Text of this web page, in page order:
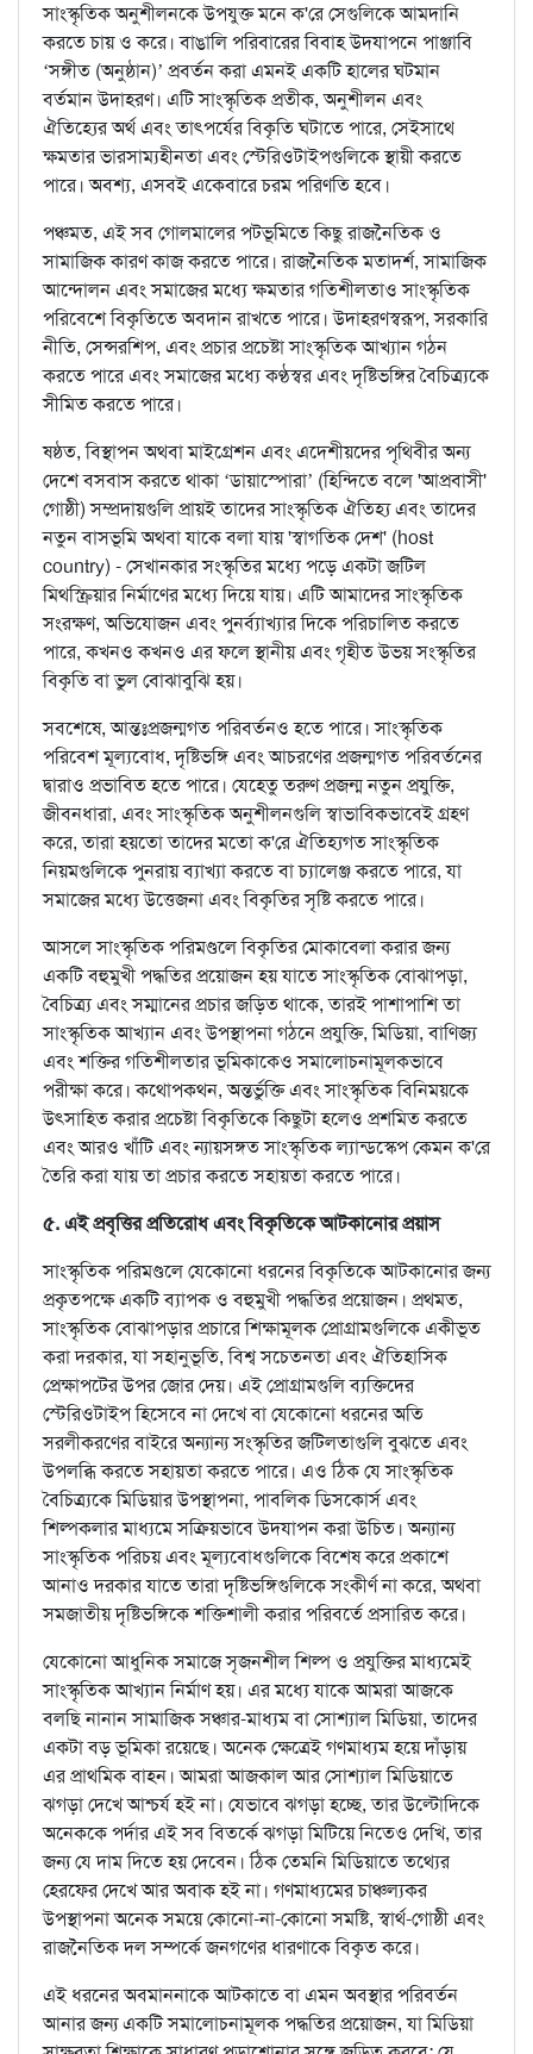
সাংস্কৃতিক অনুশীলনকে উপযুক্ত মনে ক'রে সেগুলিকে আমদানি
করতে চায় ও করে। বাঙালি পরিবারের বিবাহ উদযাপনে পাঞ্জাবি
‘সঙ্গীত (অনুষ্ঠান)’ প্রবর্তন করা এমনই একটি হালের ঘটমান
বর্তমান উদাহরণ। এটি সাংস্কৃতিক প্রতীক, অনুশীলন এবং
ঐতিহ্যের অর্থ এবং তাৎপর্যের বিকৃতি ঘটাতে পারে, সেইসাথে
ক্ষমতার ভারসাম্যহীনতা এবং স্টেরিওটাইপগুলিকে স্থায়ী করতে
পারে। অবশ্য, এসবই একেবারে চরম পরিণতি হবে।
পঞ্চমত, এই সব গোলমালের পটভূমিতে কিছু রাজনৈতিক ও
সামাজিক কারণ কাজ করতে পারে। রাজনৈতিক মতাদর্শ, সামাজিক
আন্দোলন এবং সমাজের মধ্যে ক্ষমতার গতিশীলতাও সাংস্কৃতিক
পরিবেশে বিকৃতিতে অবদান রাখতে পারে। উদাহরণস্বরূপ, সরকারি
নীতি, সেন্সরশিপ, এবং প্রচার প্রচেষ্টা সাংস্কৃতিক আখ্যান গঠন
করতে পারে এবং সমাজের মধ্যে কণ্ঠস্বর এবং দৃষ্টিভঙ্গির বৈচিত্র্যকে
সীমিত করতে পারে।
ষষ্ঠত, বিস্থাপন অথবা মাইগ্রেশন এবং এদেশীয়দের পৃথিবীর অন্য
দেশে বসবাস করতে থাকা ‘ডায়াস্পোরা’ (হিন্দিতে বলে 'আপ্রবাসী'
গোষ্ঠী) সম্প্রদায়গুলি প্রায়ই তাদের সাংস্কৃতিক ঐতিহ্য এবং তাদের
নতুন বাসভূমি অথবা যাকে বলা যায় 'স্বাগতিক দেশ' (host
country) - সেখানকার সংস্কৃতির মধ্যে পড়ে একটা জটিল
মিথস্ক্রিয়ার নির্মাণের মধ্যে দিয়ে যায়। এটি আমাদের সাংস্কৃতিক
সংরক্ষণ, অভিযোজন এবং পুনর্ব্যাখ্যার দিকে পরিচালিত করতে
পারে, কখনও কখনও এর ফলে স্থানীয় এবং গৃহীত উভয় সংস্কৃতির
বিকৃতি বা ভুল বোঝাবুঝি হয়।
সবশেষে, আন্তঃপ্রজন্মগত পরিবর্তনও হতে পারে। সাংস্কৃতিক
পরিবেশ মূল্যবোধ, দৃষ্টিভঙ্গি এবং আচরণের প্রজন্মগত পরিবর্তনের
দ্বারাও প্রভাবিত হতে পারে। যেহেতু তরুণ প্রজন্ম নতুন প্রযুক্তি,
জীবনধারা, এবং সাংস্কৃতিক অনুশীলনগুলি স্বাভাবিকভাবেই গ্রহণ
করে, তারা হয়তো তাদের মতো ক'রে ঐতিহ্যগত সাংস্কৃতিক
নিয়মগুলিকে পুনরায় ব্যাখ্যা করতে বা চ্যালেঞ্জ করতে পারে, যা
সমাজের মধ্যে উত্তেজনা এবং বিকৃতির সৃষ্টি করতে পারে।
আসলে সাংস্কৃতিক পরিমণ্ডলে বিকৃতির মোকাবেলা করার জন্য
একটি বহুমুখী পদ্ধতির প্রয়োজন হয় যাতে সাংস্কৃতিক বোঝাপড়া,
বৈচিত্র্য এবং সম্মানের প্রচার জড়িত থাকে, তারই পাশাপাশি তা
সাংস্কৃতিক আখ্যান এবং উপস্থাপনা গঠনে প্রযুক্তি, মিডিয়া, বাণিজ্য
এবং শক্তির গতিশীলতার ভূমিকাকেও সমালোচনামূলকভাবে
পরীক্ষা করে। কথোপকথন, অন্তর্ভুক্তি এবং সাংস্কৃতিক বিনিময়কে
উৎসাহিত করার প্রচেষ্টা বিকৃতিকে কিছুটা হলেও প্রশমিত করতে
এবং আরও খাঁটি এবং ন্যায়সঙ্গত সাংস্কৃতিক ল্যান্ডস্কেপ কেমন ক'রে
তৈরি করা যায় তা প্রচার করতে সহায়তা করতে পারে।
৫. এই প্রবৃত্তির প্রতিরোধ এবং বিকৃতিকে আটকানোর প্রয়াস
সাংস্কৃতিক পরিমণ্ডলে যেকোনো ধরনের বিকৃতিকে আটকানোর জন্য
প্রকৃতপক্ষে একটি ব্যাপক ও বহুমুখী পদ্ধতির প্রয়োজন। প্রথমত,
সাংস্কৃতিক বোঝাপড়ার প্রচারে শিক্ষামূলক প্রোগ্রামগুলিকে একীভূত
করা দরকার, যা সহানুভূতি, বিশ্ব সচেতনতা এবং ঐতিহাসিক
প্রেক্ষাপটের উপর জোর দেয়। এই প্রোগ্রামগুলি ব্যক্তিদের
স্টেরিওটাইপ হিসেবে না দেখে বা যেকোনো ধরনের অতি
সরলীকরণের বাইরে অন্যান্য সংস্কৃতির জটিলতাগুলি বুঝতে এবং
উপলব্ধি করতে সহায়তা করতে পারে। এও ঠিক যে সাংস্কৃতিক
বৈচিত্র্যকে মিডিয়ার উপস্থাপনা, পাবলিক ডিসকোর্স এবং
শিল্পকলার মাধ্যমে সক্রিয়ভাবে উদযাপন করা উচিত। অন্যান্য
সাংস্কৃতিক পরিচয় এবং মূল্যবোধগুলিকে বিশেষ করে প্রকাশে
আনাও দরকার যাতে তারা দৃষ্টিভঙ্গিগুলিকে সংকীর্ণ না করে, অথবা
সমজাতীয় দৃষ্টিভঙ্গিকে শক্তিশালী করার পরিবর্তে প্রসারিত করে।
যেকোনো আধুনিক সমাজে সৃজনশীল শিল্প ও প্রযুক্তির মাধ্যমেই
সাংস্কৃতিক আখ্যান নির্মাণ হয়। এর মধ্যে যাকে আমরা আজকে
বলছি নানান সামাজিক সঞ্চার-মাধ্যম বা সোশ্যাল মিডিয়া, তাদের
একটা বড় ভূমিকা রয়েছে। অনেক ক্ষেত্রেই গণমাধ্যম হয়ে দাঁড়ায়
এর প্রাথমিক বাহন। আমরা আজকাল আর সোশ্যাল মিডিয়াতে
ঝগড়া দেখে আশ্চর্য হই না। যেভাবে ঝগড়া হচ্ছে, তার উল্টোদিকে
অনেককে পর্দার এই সব বিতর্কে ঝগড়া মিটিয়ে নিতেও দেখি, তার
জন্য যে দাম দিতে হয় দেবেন। ঠিক তেমনি মিডিয়াতে তথ্যের
হেরফের দেখে আর অবাক হই না। গণমাধ্যমের চাঞ্চল্যকর
উপস্থাপনা অনেক সময়ে কোনো-না-কোনো সমষ্টি, স্বার্থ-গোষ্ঠী এবং
রাজনৈতিক দল সম্পর্কে জনগণের ধারণাকে বিকৃত করে।
এই ধরনের অবমাননাকে আটকাতে বা এমন অবস্থার পরিবর্তন
আনার জন্য একটি সমালোচনামূলক পদ্ধতির প্রয়োজন, যা মিডিয়া